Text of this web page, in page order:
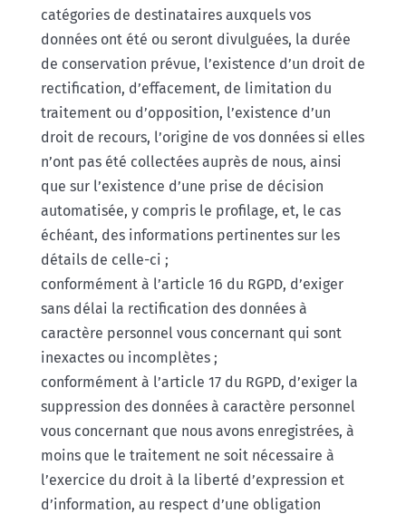
catégories de destinataires auxquels vos
données ont été ou seront divulguées, la durée
de conservation prévue, l’existence d’un droit de
rectification, d’effacement, de limitation du
traitement ou d’opposition, l’existence d’un
droit de recours, l’origine de vos données si elles
n’ont pas été collectées auprès de nous, ainsi
que sur l’existence d’une prise de décision
automatisée, y compris le profilage, et, le cas
échéant, des informations pertinentes sur les
détails de celle-ci ;
conformément à l’article 16 du RGPD, d’exiger
sans délai la rectification des données à
caractère personnel vous concernant qui sont
inexactes ou incomplètes ;
conformément à l’article 17 du RGPD, d’exiger la
suppression des données à caractère personnel
vous concernant que nous avons enregistrées, à
moins que le traitement ne soit nécessaire à
l’exercice du droit à la liberté d’expression et
d’information, au respect d’une obligation